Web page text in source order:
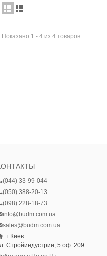
Показано 1 - 4 из 4 товаров
(044) 33-99-044
(050) 388-20-13
(098) 228-18-73
info@budm.com.ua
sales@budm.com.ua
г.Киев
Стройиндустрии, 5 оф. 209